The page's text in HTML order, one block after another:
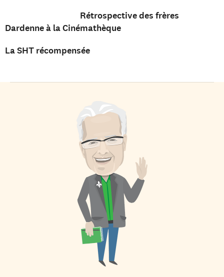
Rétrospective des frères
Dardenne à la Cinémathèque
La SHT récompensée